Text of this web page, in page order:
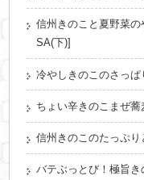
信州きのこと夏野菜
SA(下)]
冷やしきのこのさっ
ちょい辛きのこまぜ蕎
信州きのこのたっぷり
バテぶっとび！極旨き